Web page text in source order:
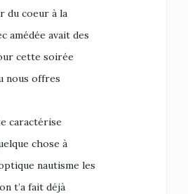
du coeur à la
amédée avait des
cette soirée
nous offres
caractérise
chose à
nautisme les
t’a fait déjà